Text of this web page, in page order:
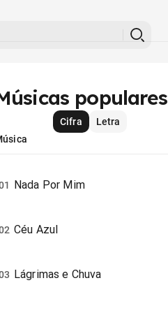
populares
Cifra
Letra
Nada Por Mim
Céu Azul
Lágrimas e Chuva